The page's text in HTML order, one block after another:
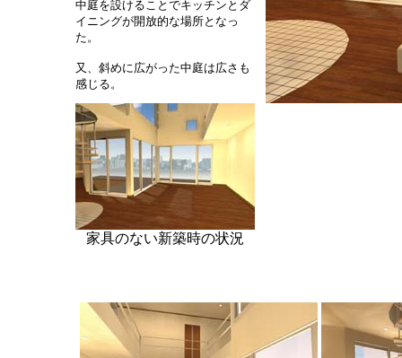
中庭を設けることでキッチンとダ
イニングが開放的な場所となっ
た。
又、斜めに広がった中庭は広さも
感じる。
家具のない新築時の状況